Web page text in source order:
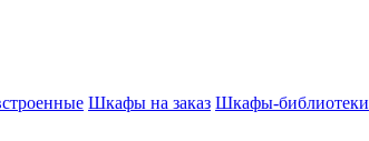
Шкафы на заказ Шкафы-библиотеки